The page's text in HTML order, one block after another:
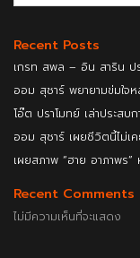
Recent Posts
เกรท สพล – อิน สาริน ป
ออม สุชาร์ พยายามข่มใจห
โอ๊ต ปราโมทย์ เล่าประส
ออม สุชาร์ เผยชีวิตนี้ไม่เ
เผยสภาพ “ฮาย อาภาพร
Recent Comments
ไม่มีความเห็นที่จะแสดง